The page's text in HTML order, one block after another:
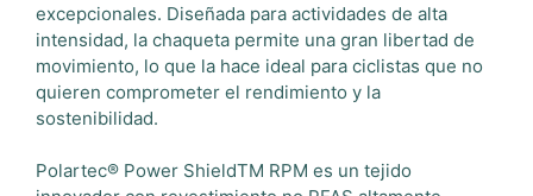
excepcionales. Diseñada para actividades de alta
intensidad, la chaqueta permite una gran libertad de
movimiento, lo que la hace ideal para ciclistas que no
quieren comprometer el rendimiento y la
sostenibilidad.
Polartec® Power ShieldTM RPM es un tejido